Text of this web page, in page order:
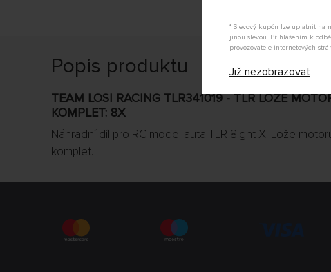
* Slevový kupón lze uplatnit na
jinou slevou. Přihlášením k
provozovatele internetových
Již nezobrazovat
Popis produktu
TEAM LOSI RACING TLR341019 - TLR LOŽE
KOMPLET: 8X
Náhradní díl pro RC model auta TLR 8ight-X: Lože
komplet.